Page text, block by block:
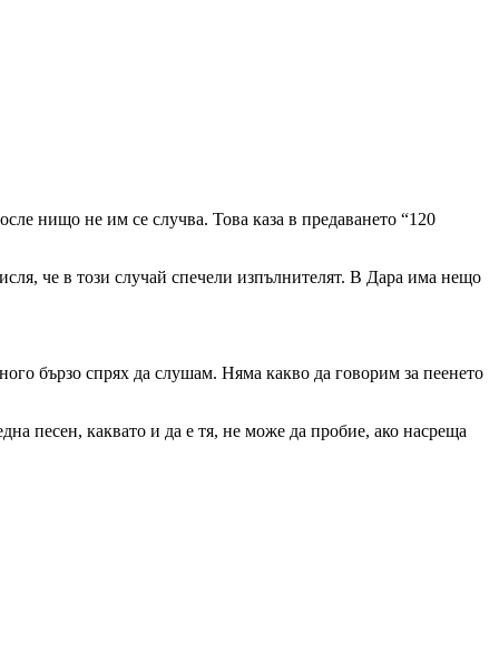
нищо не им се случва. Това каза в предаването “120
че в този случай спечели изпълнителят. В Дара има нещо
бързо спрях да слушам. Няма какво да говорим за пеенето
песен, каквато и да е тя, не може да пробие, ако насреща